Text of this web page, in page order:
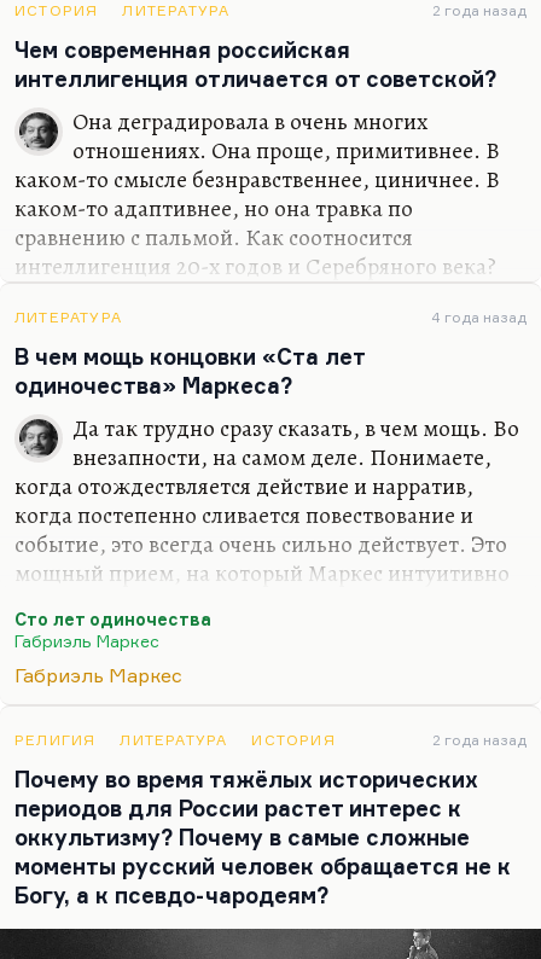
эксперименты, когда он контаминировал
стилистические манеры Александра Миндадзе и
Андрея Белого. Это оказалось довольно близко.
Но начиная с…
ИСТОРИЯ ЛИТЕРАТУРА 2 года назад
Чем современная российская
интеллигенция отличается от советской?
Она деградировала в очень многих
отношениях. Она проще, примитивнее. В
каком-то смысле безнравственнее, циничнее. В
каком-то адаптивнее, но она травка по
сравнению с пальмой. Как соотносится
интеллигенция 20-х годов и Серебряного века?
Это два псевдонима, условно говоря, как Бугаев и
Вогау, очень интересно, что они почти созвучны и
здесь, как такие двойники. Белый — великий
писатель, Пильняк — великий путаник, хотя и
талантливый тоже человек. Вот так они и
соотносятся.
ЛИТЕРАТУРА 4 года назад
В чем мощь концовки «Ста лет
одиночества» Маркеса?
Да так трудно сразу сказать, в чем мощь. Во
внезапности, на самом деле. Понимаете,
когда отождествляется действие и нарратив,
когда постепенно сливается повествование и
событие, это всегда очень сильно действует. Это
мощный прием, на который Маркес интуитивно
неожиданная вещь. Мне кажется, что корни
прозы Маркеса, они в Андрее Белом, в таком
прозопоэтическом синтезе, особенно, конечно, в
ставил выше «Ста лет одиночества», и я с ним это
мнение разделяю. Мне кажется, что «Осень
патриарха» — это более значительный роман и
более отважный литературный опыт, это
гениальная стихопроза. Вот мне кажется,…
Сто лет одиночества
Габриэль Маркес
Габриэль Маркес
РЕЛИГИЯ ЛИТЕРАТУРА ИСТОРИЯ 2 года назад
Почему во время тяжёлых исторических
периодов для России растет интерес к
оккультизму? Почему в самые сложные
моменты русский человек обращается не к
Богу, а к псевдо-чародеям?